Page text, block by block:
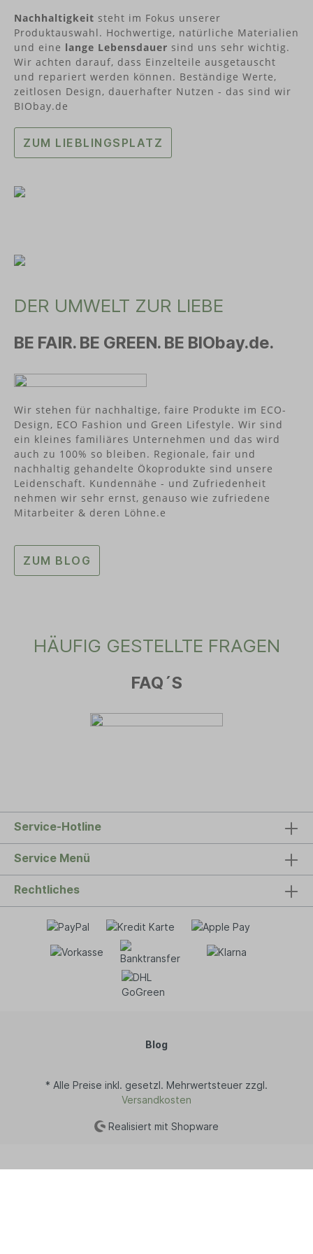
Süddeutschland.
Nachhaltigkeit steht im Fokus unserer
Produktauswahl. Hochwertige, natürliche Materialien
und eine lange Lebensdauer sind uns sehr wichtig.
Wir achten darauf, dass Einzelteile ausgetauscht
und repariert werden können. Beständige Werte,
zeitlosen Design, dauerhafter Nutzen - das sind wir
BIObay.de
ZUM LIEBLINGSPLATZ
DER UMWELT ZUR LIEBE
BE FAIR. BE GREEN. BE BIObay.de.
Wir stehen für nachhaltige, faire Produkte im ECO-
Design, ECO Fashion und Green Lifestyle. Wir sind
ein kleines familiäres Unternehmen und das wird
auch zu 100% so bleiben. Regionale, fair und
nachhaltig gehandelte Ökoprodukte sind unsere
Leidenschaft. Kundennähe - und Zufriedenheit
nehmen wir sehr ernst, genauso wie zufriedene
Mitarbeiter & deren Löhne.e
ZUM BLOG
HÄUFIG GESTELLTE FRAGEN
FAQ´S
Service-Hotline
Service Menü
Rechtliches
Blog
* Alle Preise inkl. gesetzl. Mehrwertsteuer zzgl.
Versandkosten
Realisiert mit Shopware